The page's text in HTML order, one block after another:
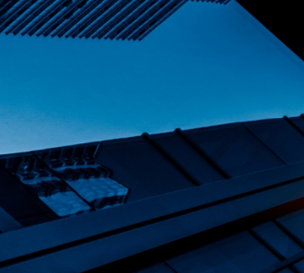
Brokery365 - Рейтинг